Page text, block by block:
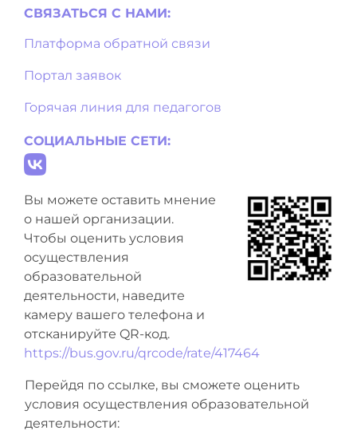
СВЯЗАТЬСЯ С НAМИ:
Платформа обратной связи
Портал заявок
Горячая линия для педагогов
СОЦИАЛЬНЫЕ СЕТИ:
Вы можете оставить мнение
о нашей организации.
Чтобы оценить условия
осуществления
образовательной
деятельности, наведите
камеру вашего телефона и
отсканируйте QR-код.
https://bus.gov.ru/qrcode/rate/417464
Перейдя по ссылке, вы сможете оценить
условия осуществления образовательной
деятельности: